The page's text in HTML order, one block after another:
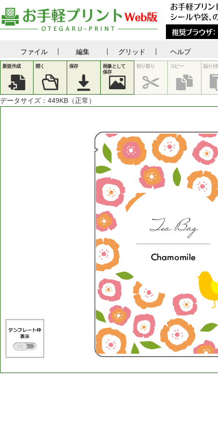
ファイル 編集 グリッド ヘルプ
新規作成 開く 保存
画像として
保存
切り取り コピー 貼り付
データサイズ： 449KB（正常）
Chamomile